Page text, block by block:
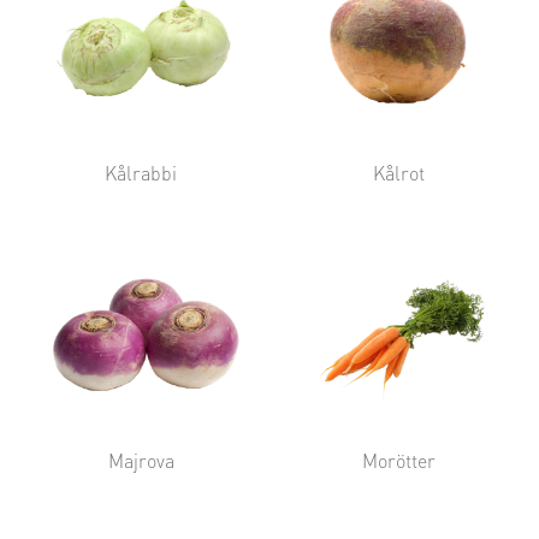
Kålrabbi Kålrot
Majrova Morötter